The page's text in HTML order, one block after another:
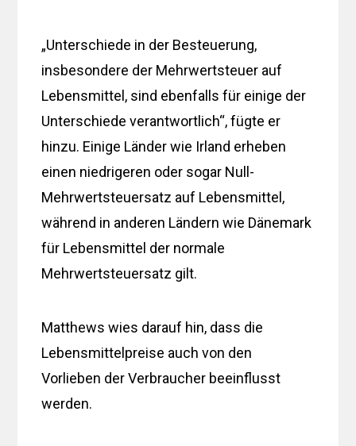
„Unterschiede in der Besteuerung,
insbesondere der Mehrwertsteuer auf
Lebensmittel, sind ebenfalls für einige der
Unterschiede verantwortlich“, fügte er
hinzu. Einige Länder wie Irland erheben
einen niedrigeren oder sogar Null-
Mehrwertsteuersatz auf Lebensmittel,
während in anderen Ländern wie Dänemark
für Lebensmittel der normale
Mehrwertsteuersatz gilt.
Matthews wies darauf hin, dass die
Lebensmittelpreise auch von den
Vorlieben der Verbraucher beeinflusst
werden.